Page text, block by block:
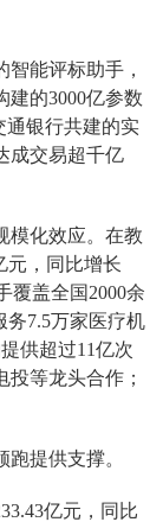
能评标助手，
建的3000亿参数
通银行共建的实
成交易超千亿
模化效应。在教
元，同比增长
覆盖全国2000余
务7.5万家医疗机
供‌超过11亿次‌
等龙头合作；
提供支撑。
亿元，同比